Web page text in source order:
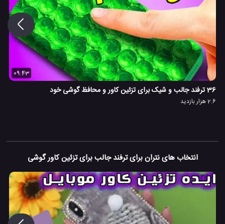
09:43
36 ترفند جالب و شیک برای تزئین کاور و محافظ گوشی خود
2.6 هزار بازدید
انتخاب های نتران برای ترفند جالب برای تزئین کاور گوشی